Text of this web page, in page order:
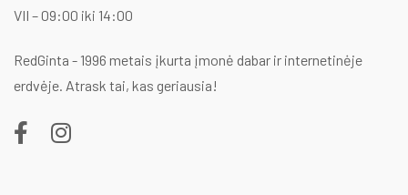
VII – 09:00 iki 14:00
RedGinta - 1996 metais įkurta įmonė dabar ir internetinėje
erdvėje. Atrask tai, kas geriausia!